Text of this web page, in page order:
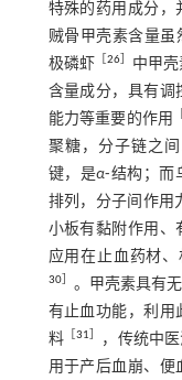
特殊的药用成分，
贼骨甲壳素含量虽
极磷虾［ 26］ 中甲
含量成分，具有调
能力等重要的作用
聚糖，分子链之
键，是α⁃结构；而
排列，分子间作用
小板有黏附作用、
应用在止血药材
30］ 。甲壳素具有
有止血功能，利用
料
31
，传统中
用于产后血崩、便